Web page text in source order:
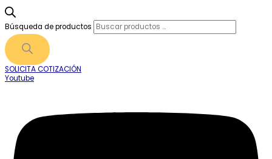
Búsqueda de productos
SOLICITA COTIZACIÓN
Youtube